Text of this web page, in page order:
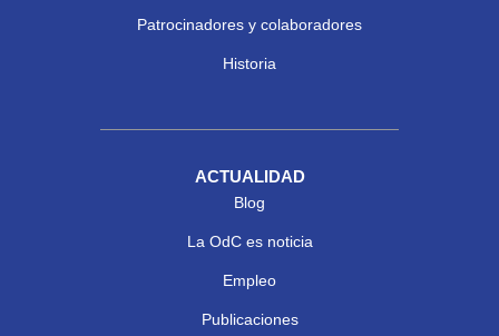
Patrocinadores y colaboradores
Historia
ACTUALIDAD
Blog
La OdC es noticia
Empleo
Publicaciones